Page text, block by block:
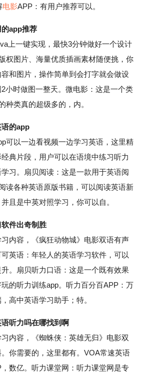
电影APP：有用户推荐可以。
app推荐
一键实现，最快3分钟做好一个设计
权图片、海量优质插画素材随便挑，你
和图片，操作简单到会打字就会做设
小时做图一整天。微电影：这是一个类
种类真的超级多的，内。
的app
以一边看视频一边学习英语，这里精
典片段，用户可以在语境中练习听力
习。扇贝阅读：这是一款用于英语阅
读各种英语原版书籍，可以阅读英语新
且是中英对照学习，你可以自。
件出奇制胜
容，《疯狂动物城》电影双语有声
英语：年轻人的英语学习软件，可以
。扇贝听力口语：这是一个既有效果
的听力训练app。听力百分百APP：万
高中英语学习助手；特。
听力吗在哪找到啊
容，《蜘蛛侠：英雄无归》电影双
你需要的，这里都有。VOA常速英语
数亿。听力课堂网：听力课堂网是专